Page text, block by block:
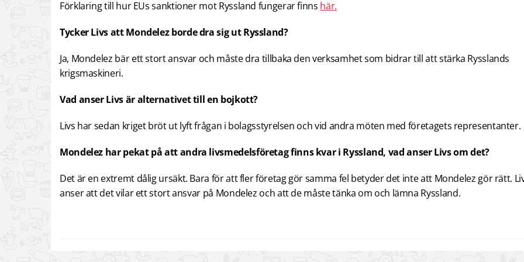
Förklaring till hur EUs sanktioner mot Ryssland fungerar finns här.
Tycker Livs att Mondelez borde dra sig ut Ryssland?
Ja, Mondelez bär ett stort ansvar och måste dra tillbaka den verksamhet som bidrar till att stärka Rysslands
krigsmaskineri.
Vad anser Livs är alternativet till en bojkott?
Livs har sedan kriget bröt ut lyft frågan i bolagsstyrelsen och vid andra möten med företagets representanter.
Mondelez har pekat på att andra livsmedelsföretag finns kvar i Ryssland, vad anser Livs om det?
Det är en extremt dålig ursäkt. Bara för att fler företag gör samma fel betyder det inte att Mondelez gör rätt.
anser att det vilar ett stort ansvar på Mondelez och att de måste tänka om och lämna Ryssland.